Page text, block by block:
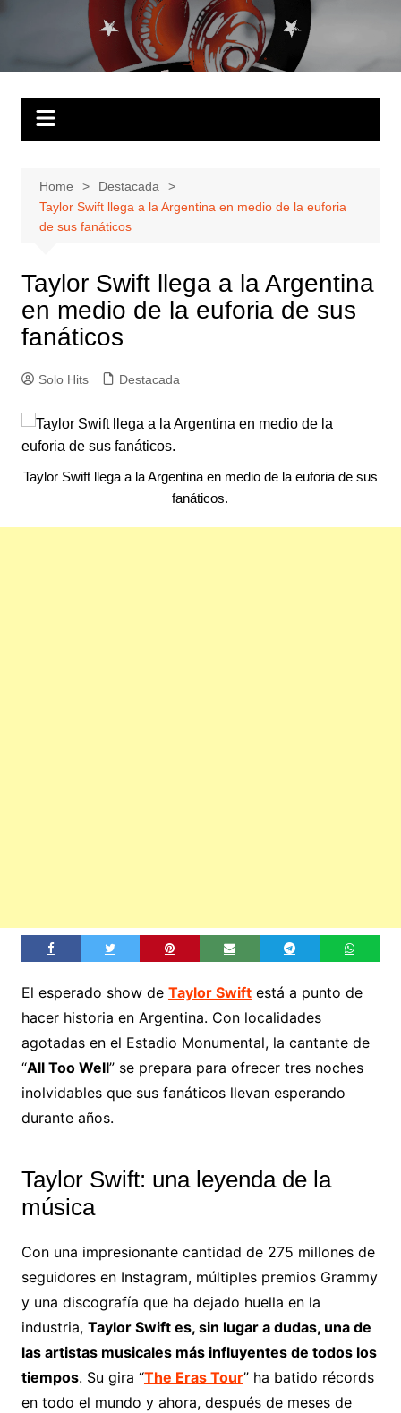
Solo Hits
Home
Destacada
Taylor Swift llega a la Argentina en medio de la euforia
de sus fanáticos
Taylor Swift llega a la Argentina
en medio de la euforia de sus
fanáticos
Solo Hits Destacada
Taylor Swift llega a la Argentina en medio de la euforia de sus
fanáticos.
El esperado show de Taylor Swiftestá a punto de
hacer historia en Argentina. Con localidades
agotadas en el Estadio Monumental, la cantante de
“All Too Well” se prepara para ofrecer tres noches
inolvidables que sus fanáticos llevan esperando
durante años.
Taylor Swift: una leyenda de la
música
Con una impresionante cantidad de 275 millones de
seguidores en Instagram, múltiples premios Grammy
y una discografía que ha dejado huella en la
industria, Taylor Swift es, sin lugar a dudas, una de
las artistas musicales más influyentes de todos los
tiempos. Su gira “The Eras Tour” ha batido récords
en todo el mundo y ahora, después de meses de